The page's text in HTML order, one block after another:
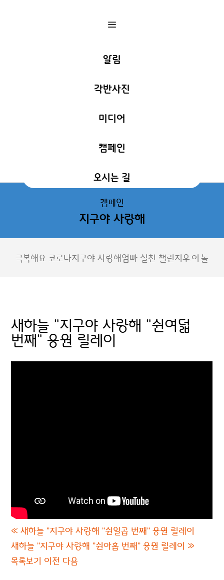
a
알림
각반사진
미디어
캠페인
오시는 길
캠페인
지구야 사랑해
극복해요 코로나지구야 사랑해엄빠 실천 챌린지우.이.놀
새하늘 "지구야 사랑해 "쉰여덟
번째" 응원 릴레이
« 새하늘 "지구야 사랑해 "쉰일곱 번째" 응원 릴레이
새하늘 "지구야 사랑해 "쉰아홉 번째" 응원 릴레이 »
목록보기 이전 다음